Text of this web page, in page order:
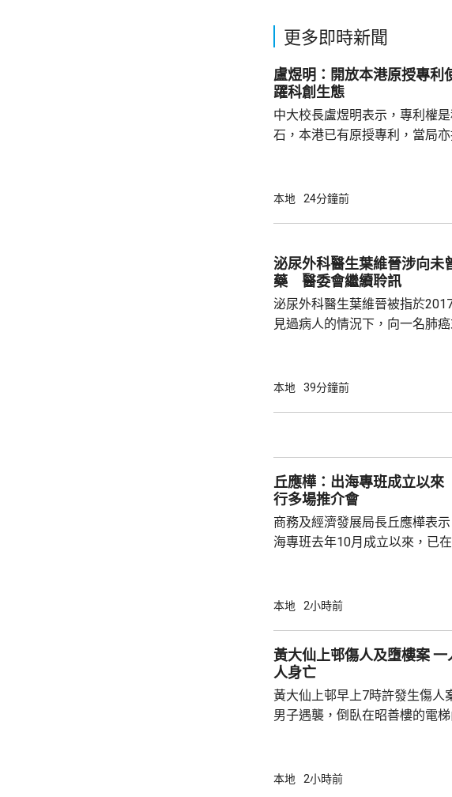
更多即時新聞
盧煜明：開放本港原授專
躍科創生態
中大校長盧煜明表示，專利權
石，本港已有原授專利，當局亦
使用，相信會有更多人來港申請
產出獨角獸企業，必須依賴其
灣區，及解決專利權方面弱點
中大亦將把握北都帶來的機遇，
本地 24分鐘前
泌尿外科醫生葉維晉涉向未
藥 醫委會繼續聆訊
泌尿外科醫生葉維晉被指於
見過病人的情況下，向一名肺癌
今日繼續傳召證人。 當年在「吉舒達」藥廠工
葉維晉就小細胞肺癌治療的早
果，及藥物的「禁忌症」作討論
本地 39分鐘前
丘應樺：出海專班成立以
行多場推介會
商務及經濟發展局長丘應樺表
海專班去年10月成立以來，已
時，亦已帶同內地及香港企業隨
先將企業「引進來」，鼓勵在香
總部或公司，並在香港作籌融資
整體經濟有幫助，他下周出訪馬
本地 2小時前
黃大仙上邨傷人及墮樓案 一人受刀傷一
人身亡
黃大仙上邨早上7時許發生傷人
男子遇襲，倒臥在昭善樓的電梯
救，他送院時清醒。 約7分鐘後，警方再接獲
本地 2小時前